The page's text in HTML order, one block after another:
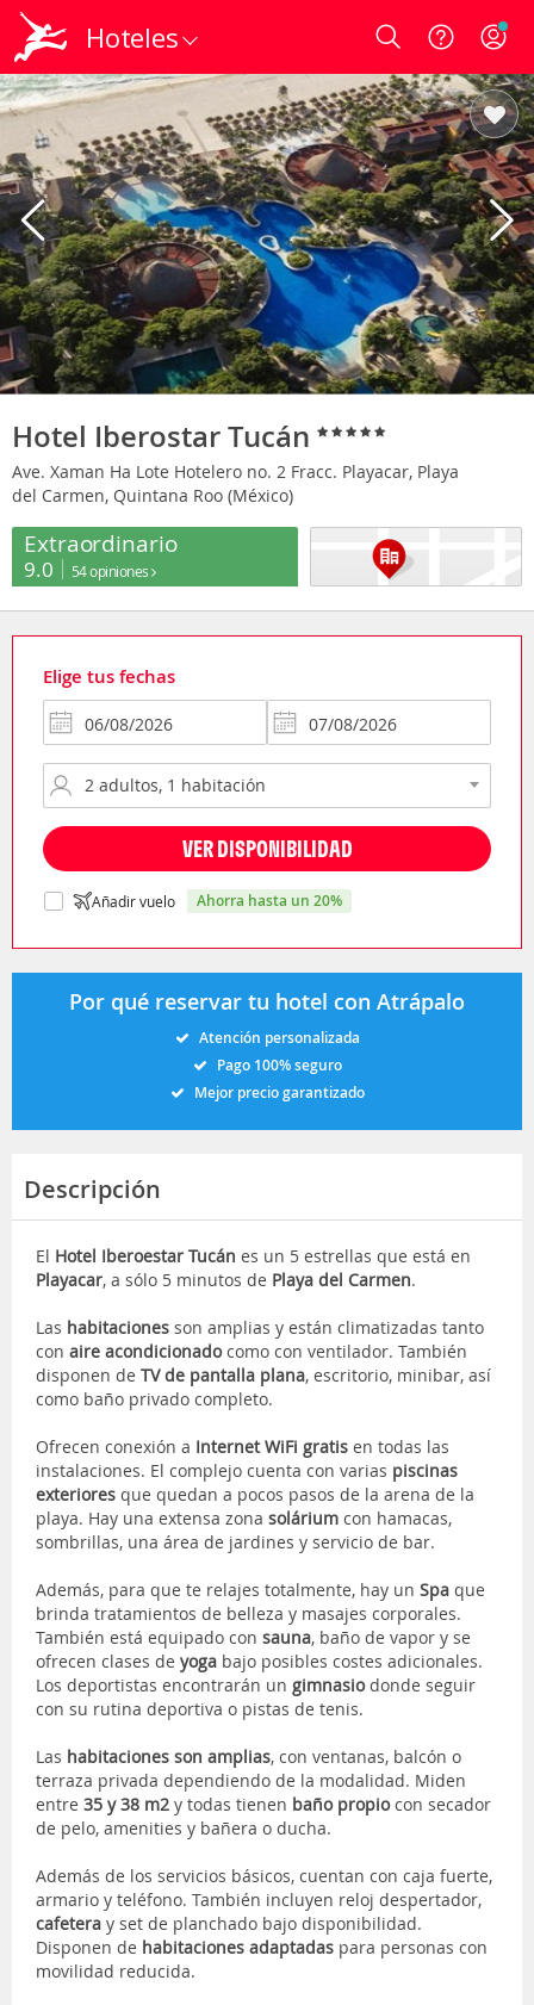
Hoteles Login
Hotel Iberostar Tucán
Ave. Xaman Ha Lote Hotelero no. 2 Fracc. Playacar, Playa
del Carmen, Quintana Roo (México)
Extraordinario
9.0 54 opiniones
Elige tus fechas
VER DISPONIBILIDAD
Añadir vuelo ahorra hasta un 20%
Por qué reservar tu hotel con Atrápalo
Atención personalizada
Pago 100% seguro
Mejor precio garantizado
Descripción
El Hotel Iberoestar Tucán es un 5 estrellas que está en
Playacar, a sólo 5 minutos de Playa del Carmen.
Las habitaciones son amplias y están climatizadas tanto
con aire acondicionadocomo con ventilador. También
disponen de TV de pantalla plana, escritorio, minibar, así
como baño privado completo.
Ofrecen conexión a Internet WiFi gratis en todas las
instalaciones. El complejo cuenta con varias piscinas
exteriores que quedan a pocos pasos de la arena de la
playa. Hay una extensa zona solárium con hamacas,
sombrillas, una área de jardines y servicio de bar.
Además, para que te relajes totalmente, hay un Spa que
brinda tratamientos de belleza y masajes corporales.
También está equipado con sauna, baño de vapor y se
ofrecen clases de yoga bajo posibles costes adicionales.
Los deportistas encontrarán un gimnasiodonde seguir
con su rutina deportiva o pistas de tenis.
Las habitaciones son amplias, con ventanas, balcón o
terraza privada dependiendo de la modalidad. Miden
entre 35 y 38 m2 y todas tienen baño propiocon secador
de pelo, amenities y bañera o ducha.
Además de los servicios básicos, cuentan con caja fuerte,
armario y teléfono. También incluyen reloj despertador,
cafetera y set de planchado bajo disponibilidad.
Disponen de habitaciones adaptadas para personas con
movilidad reducida.